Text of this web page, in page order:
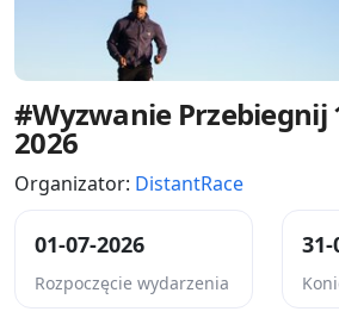
#Wyzwanie Przebiegnij
2026
Organizator: DistantRace
01-07-2026
Rozpoczęcie wydarzenia
31-